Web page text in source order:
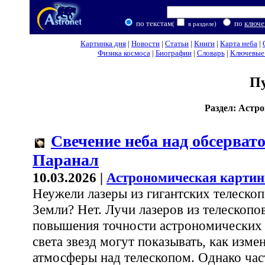
по текстам( в разделе) по
Картинка дня | Новости | Статьи | Книги | Карта неба |
Физика космоса| Биографии| Словарь| Ключевые
Раздел:
Свечение неба над
Паранал
10.03.2026 | Астрономическая
Неужели лазеры из гигантских
Земли? Нет. Лучи лазеров из
повышения точности
света звезд могут показывать, как
атмосферы над телескопом. Однако